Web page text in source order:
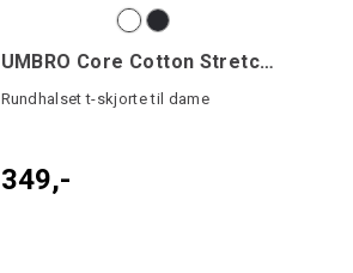
UMBRO Core Cotton Stretch Tee W
Rundhalset t-skjorte til dame
349,-